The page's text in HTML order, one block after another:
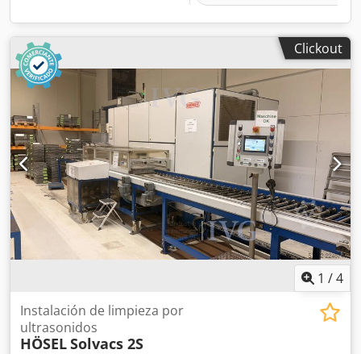
Clickout
1 /4
Instalación de limpieza por
ultrasonidos
HÖSELSolvacs 2S